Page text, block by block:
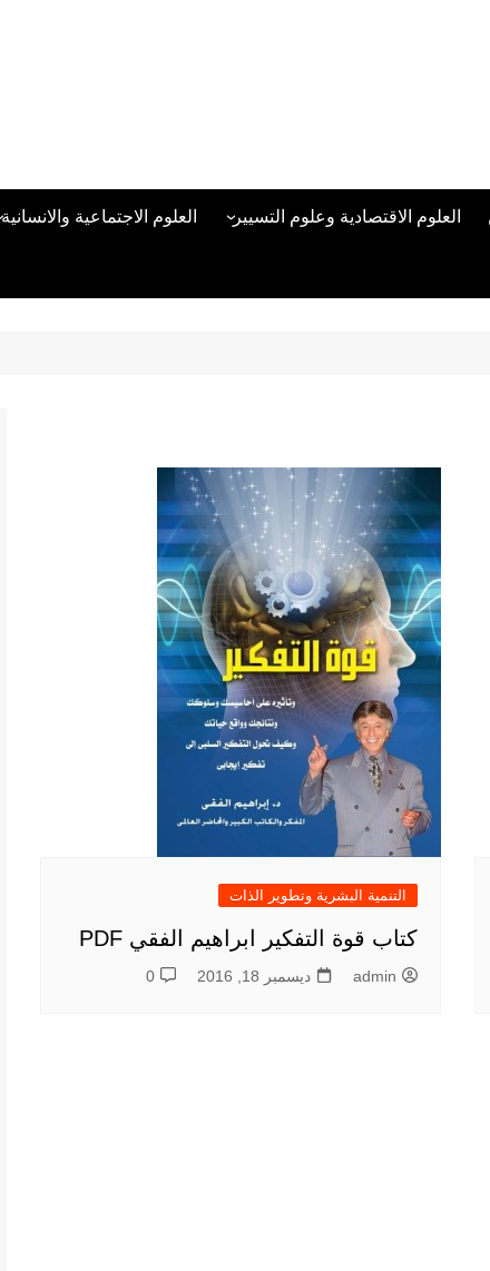
العلوم الاقتصادية وعلوم التسيير
علوم الادارة والموارد البشرية
العلوم الاجتماعية والانسانية
علم المكتبات
أدب عربي
الفكر والفلسفة
الإعلام والاتصال
التنمية البشرية وتطوير الذات
دراسات في التاريخ
دراسات قانونية
التنمية البشرية وتطوير الذات
كتاب قوة التفكير ابراهيم الفقي PDF
admin ديسمبر 18, 2016 0